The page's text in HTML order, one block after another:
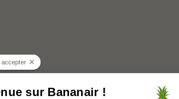
sur Bananair !